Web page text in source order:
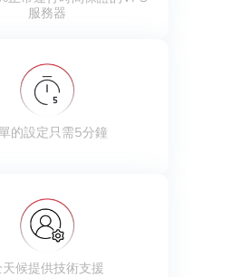
服務器
的設定只需5分鐘
候提供技術支援